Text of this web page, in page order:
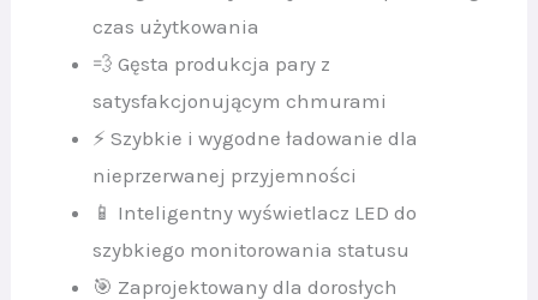
czas użytkowania
💨 Gęsta produkcja pary z
satysfakcjonującym chmurami
⚡ Szybkie i wygodne ładowanie dla
nieprzerwanej przyjemności
📱 Inteligentny wyświetlacz LED do
szybkiego monitorowania statusu
🎯 Zaprojektowany dla dorosłych